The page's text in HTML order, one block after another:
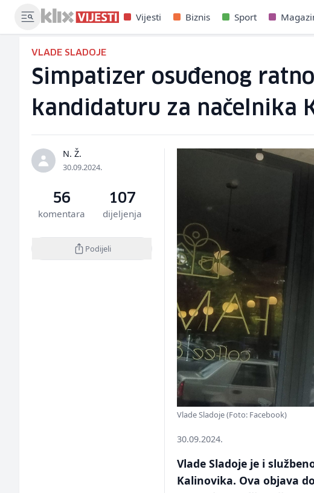
Vijesti Biznis Sport
VLADE SLADOJE
Simpatizer osuđenog
kandidaturu za načelnika
N. Ž.
30.09.2024.
56
komentara
107
dijeljenja
Podijeli
Vlade Sladoje (Foto: Facebook)
30.09.2024.
Vlade Sladoje je i
Kalinovika. Ova objava